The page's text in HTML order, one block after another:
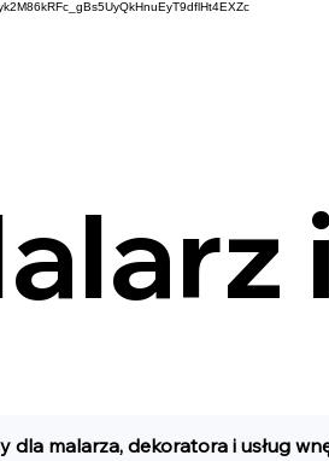
dla malarza, dekoratora i usług